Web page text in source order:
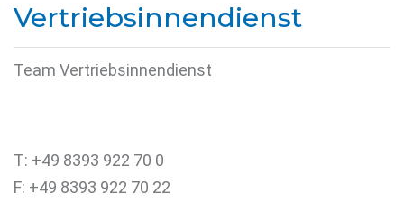
Vertriebsinnendienst
Team Vertriebsinnendienst
T: +49 8393 922 70 0
F: +49 8393 922 70 22